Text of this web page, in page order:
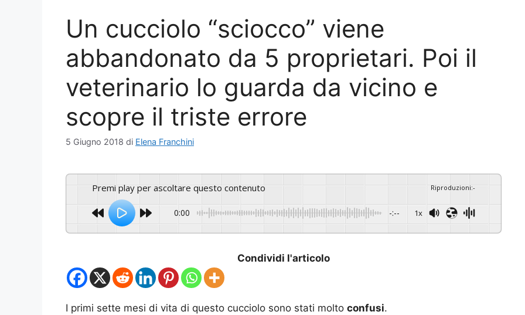
Un cucciolo “sciocco” viene
abbandonato da 5 proprietari. Poi il
veterinario lo guarda da vicino e
scopre il triste errore
5 Giugno 2018 di Elena Franchini
Premi play per ascoltare questo contenuto Riproduzioni:-
0:00 -:-- 1x
Condividi l'articolo
I primi sette mesi di vita di questo cucciolo sono stati molto confusi.